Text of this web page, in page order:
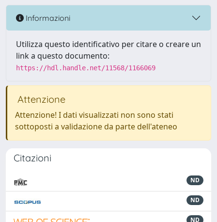
Informazioni
Utilizza questo identificativo per citare o creare un
link a questo documento:
https://hdl.handle.net/11568/1166069
Attenzione
Attenzione! I dati visualizzati non sono stati
sottoposti a validazione da parte dell'ateneo
Citazioni
ND
ND
ND